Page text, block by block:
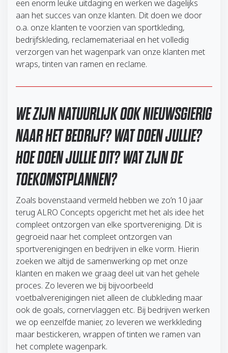
een enorm leuke uitdaging en werken we dagelijks
aan het succes van onze klanten. Dit doen we door
o.a. onze klanten te voorzien van sportkleding,
bedrijfskleding, reclamemateriaal en het volledig
verzorgen van het wagenpark van onze klanten met
wraps, tinten van ramen en reclame.
WE ZIJN NATUURLIJK OOK NIEUWSGIERIG
NAAR HET BEDRIJF? WAT DOEN JULLIE?
HOE DOEN JULLIE DIT? WAT ZIJN DE
TOEKOMSTPLANNEN?
Zoals bovenstaand vermeld hebben we zo’n 10 jaar
terug ALRO Concepts opgericht met het als idee het
compleet ontzorgen van elke sportvereniging. Dit is
gegroeid naar het compleet ontzorgen van
sportverenigingen en bedrijven in elke vorm. Hierin
zoeken we altijd de samenwerking op met onze
klanten en maken we graag deel uit van het gehele
proces. Zo leveren we bij bijvoorbeeld
voetbalverenigingen niet alleen de clubkleding maar
ook de goals, cornervlaggen etc. Bij bedrijven werken
we op eenzelfde manier, zo leveren we werkkleding
maar bestickeren, wrappen of tinten we ramen van
het complete wagenpark.